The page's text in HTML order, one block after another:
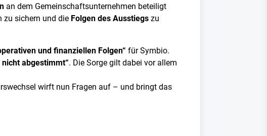
an dem Gemeinschaftsunternehmen beteiligt
zu sichern und die Folgen des Ausstiegs zu
und finanziellen Folgen“ für Symbio.
abgestimmt“. Die Sorge gilt dabei vor allem
wirft nun Fragen auf – und bringt das